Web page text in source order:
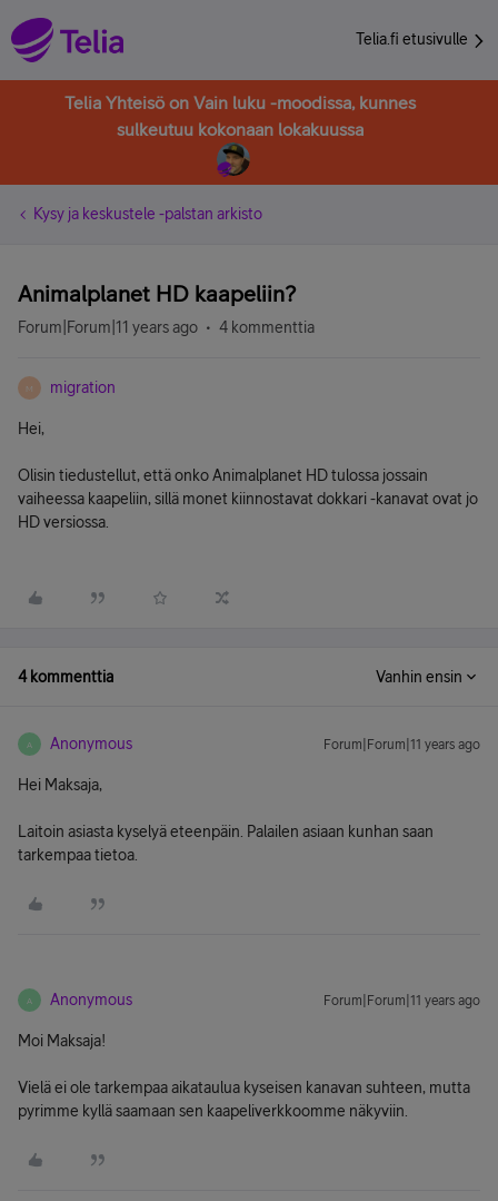
Telia.fi etusivulle
Telia Yhteisö on Vain luku -moodissa, kunnes
sulkeutuu kokonaan lokakuussa
Kysy ja keskustele -palstan arkisto
Animalplanet HD kaapeliin?
Forum|Forum|11 years ago 4 kommenttia
M migration
Hei,
Olisin tiedustellut, että onko Animalplanet HD tulossa jossain
vaiheessa kaapeliin, sillä monet kiinnostavat dokkari -kanavat ovat jo
HD versiossa.
4 kommenttia Vanhin ensin
A Anonymous Forum|Forum|11 years ago
Hei Maksaja,
Laitoin asiasta kyselyä eteenpäin. Palailen asiaan kunhan saan
tarkempaa tietoa.
A Anonymous Forum|Forum|11 years ago
Moi Maksaja!
Vielä ei ole tarkempaa aikataulua kyseisen kanavan suhteen, mutta
pyrimme kyllä saamaan sen kaapeliverkkoomme näkyviin.